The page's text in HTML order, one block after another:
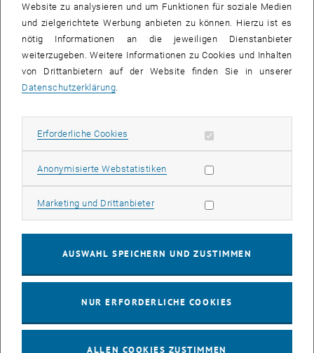
EMBA Online Info Session mit Dekan Prof. Dr. Wolfgang
28 Juli 2026
28
JULI 26
16:00-bis
17:00
INFORMATIONSVERANSTALTUNG Online, via Zoom
Info Session Learning Journey Turin
03
INFORMATIONSVERANSTALTUNG Online, Via Zoom
Website zu analysieren und um Funktionen für soziale Medien
und zielgerichtete Werbung anbieten zu können. Hierzu ist es
nötig Informationen an die jeweiligen Dienstanbieter
weiterzugeben. Weitere Informationen zu Cookies und Inhalten
von Drittanbietern auf der Website finden Sie in unserer
Datenschutzerklärung
Erforderliche Cookies Erforderliche Cookies zulassen
Anonymisierte WebstatistikenStatistik Cookies zulassen
Marketing und DrittanbieterMarketing Cookies zulassen
AUSWAHL SPEICHERN UND ZUSTIMMEN
NUR ERFORDERLICHE COOKIES
ALLEN COOKIES ZUSTIMMEN